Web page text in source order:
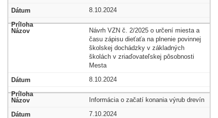
8.10.2024
Návrh VZN č. 2/2025 o určení miesta a
času zápisu dieťaťa na plnenie povinnej
školskej dochádzky v základných
školách v zriaďovateľskej pôsobnosti
Mesta
8.10.2024
Informácia o začatí konania výrub drevín
7.10.2024